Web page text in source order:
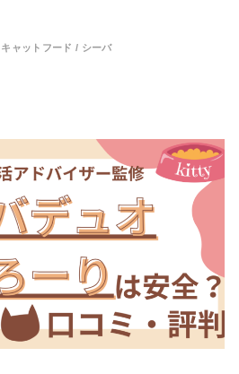
キャットフード / シーバ